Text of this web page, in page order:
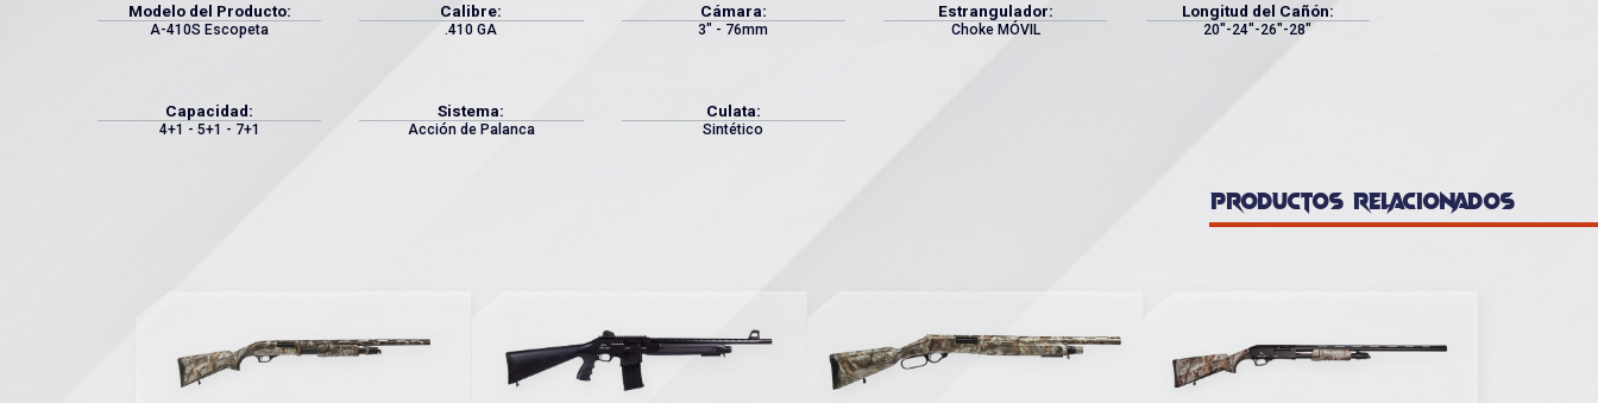
Modelo del Producto:
A-410S Escopeta
Calibre:
.410 GA
Cámara:
3" - 76mm
Estrangulador:
Choke MÓVIL
Longitud del Cañón:
20"-24"-26"-28"
Capacidad:
4+1 - 5+1 - 7+1
Sistema:
Acción de Palanca
Culata:
Sintético
PRODUCTOS RELACIONADOS